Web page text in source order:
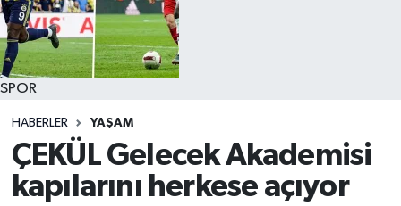
SPOR
HABERLER YAŞAM
ÇEKÜL Gelecek Akademisi
kapılarını herkese açıyor